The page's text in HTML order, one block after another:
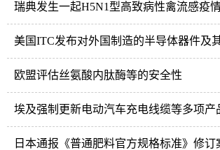
瑞典发生一起H5N1型高致病性禽流感疫
美国ITC发布对外国制造的半导体器件及
欧盟评估丝氨酸内肽酶等的安全性
埃及强制更新电动汽车充电线缆等多项产
日本通报《普通肥料官方规格标准》修订